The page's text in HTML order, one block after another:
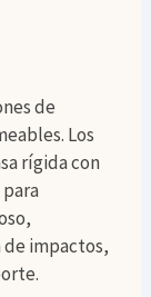
de
Los
rígida con
impactos,